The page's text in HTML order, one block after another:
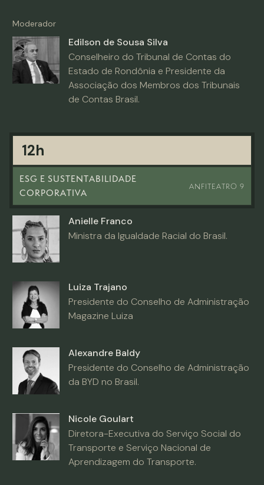
Moderador
Edilson de Sousa Silva
Conselheiro do Tribunal de Contas do
Estado de Rondônia e Presidente da
Associação dos Membros dos Tribunais
de Contas Brasil.
12h
ESG E SUSTENTABILIDADE
CORPORATIVA
ANFITEATRO 9
Anielle Franco
Ministra da Igualdade Racial do Brasil.
Luiza Trajano
Presidente do Conselho de Administração
Magazine Luiza
Alexandre Baldy
Presidente do Conselho de Administração
da BYD no Brasil.
Nicole Goulart
Diretora-Executiva do Serviço Social do
Transporte e Serviço Nacional de
Aprendizagem do Transporte.